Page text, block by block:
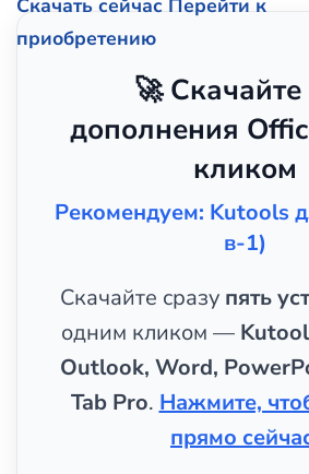
Скачать сейчас Перейти к
приобретению
🚀 Скачайте
дополнения
кликом
Рекомендуем: Kutools
в-1)
Скачайте сразу пять
одним кликом —
Outlook, Word,
Tab Pro. Нажмите,
прямо